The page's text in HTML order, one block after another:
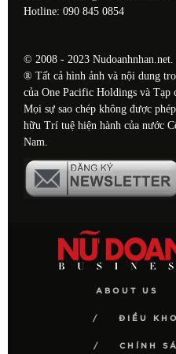
Hotline: 090 845 0854
© 2008 - 2023
® Tất cả hình ảnh và nội dung
của One Pacific Holdings và Tạp
Mọi sự sao chép không được
hữu Trí tuệ hiện hành của nước
Nam.
ABOUT US
ĐIỀU
CHÍNH